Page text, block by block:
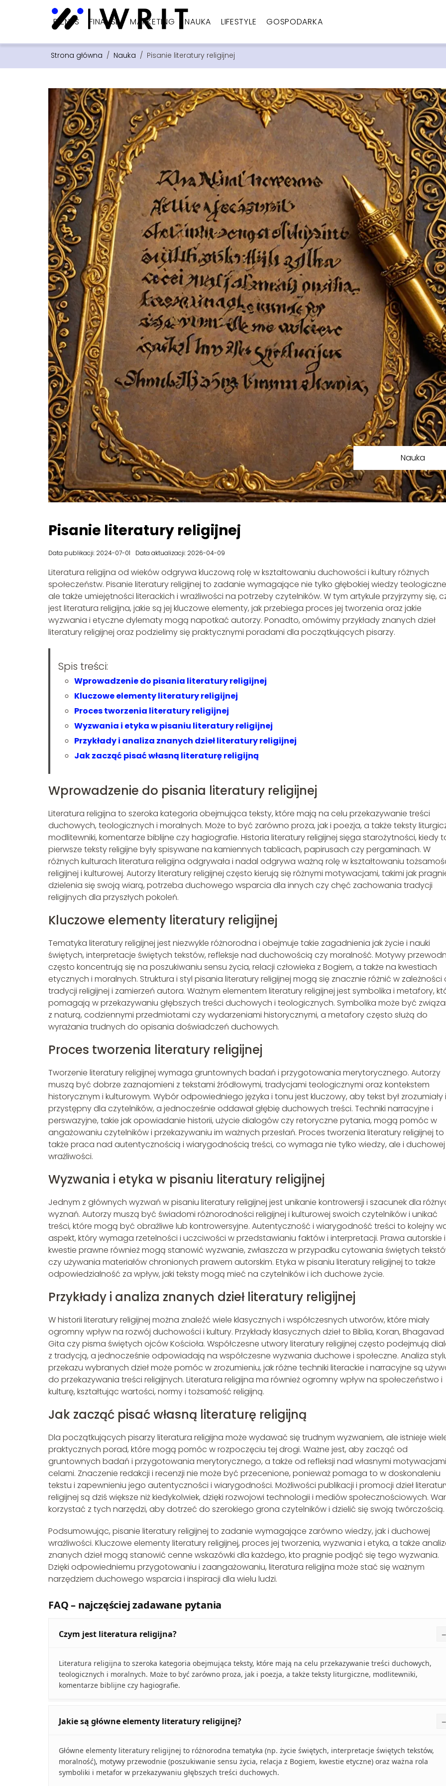
BIZNES FINANSE MARKETING NAUKA LIFESTYLE GOSPODARKA
Strona główna / Nauka / Pisanie literatury religijnej
Nauka
Pisanie literatury religijnej
Data publikacji: 2024-07-01 Data aktualizacji: 2026-04-09
Literatura religijna od wieków odgrywa kluczową rolę w kształtowaniu duchowości i kultury różnych
społeczeństw. Pisanie literatury religijnej to zadanie wymagające nie tylko głębokiej wiedzy
ale także umiejętności literackich i wrażliwości na potrzeby czytelników. W tym artykule przyjrzymy się,
jest literatura religijna, jakie są jej kluczowe elementy, jak przebiega proces jej tworzenia oraz jakie
wyzwania i etyczne dylematy mogą napotkać autorzy. Ponadto, omówimy przykłady znanych dzieł
literatury religijnej oraz podzielimy się praktycznymi poradami dla początkujących pisarzy.
Spis treści:
Wprowadzenie do pisania literatury religijnej
Kluczowe elementy literatury religijnej
Proces tworzenia literatury religijnej
Wyzwania i etyka w pisaniu literatury religijnej
Przykłady i analiza znanych dzieł literatury religijnej
Jak zacząć pisać własną literaturę religijną
Wprowadzenie do pisania literatury religijnej
Literatura religijna to szeroka kategoria obejmująca teksty, które mają na celu przekazywanie treści
duchowych, teologicznych i moralnych. Może to być zarówno proza, jak i poezja, a także teksty
modlitewniki, komentarze biblijne czy hagiografie. Historia literatury religijnej sięga starożytności, kiedy
pierwsze teksty religijne były spisywane na kamiennych tablicach, papirusach czy pergaminach. W
różnych kulturach literatura religijna odgrywała i nadal odgrywa ważną rolę w kształtowaniu
religijnej i kulturowej. Autorzy literatury religijnej często kierują się różnymi motywacjami, takimi jak
dzielenia się swoją wiarą, potrzeba duchowego wsparcia dla innych czy chęć zachowania tradycji
religijnych dla przyszłych pokoleń.
Kluczowe elementy literatury religijnej
Tematyka literatury religijnej jest niezwykle różnorodna i obejmuje takie zagadnienia jak życie i nauki
świętych, interpretacje świętych tekstów, refleksje nad duchowością czy moralność. Motywy
często koncentrują się na poszukiwaniu sensu życia, relacji człowieka z Bogiem, a także na kwestiach
etycznych i moralnych. Struktura i styl pisania literatury religijnej mogą się znacznie różnić w zależności
tradycji religijnej i zamierzeń autora. Ważnym elementem literatury religijnej jest symbolika i metafory,
pomagają w przekazywaniu głębszych treści duchowych i teologicznych. Symbolika może być
z naturą, codziennymi przedmiotami czy wydarzeniami historycznymi, a metafory często służą do
wyrażania trudnych do opisania doświadczeń duchowych.
Proces tworzenia literatury religijnej
Tworzenie literatury religijnej wymaga gruntownych badań i przygotowania merytorycznego. Autorzy
muszą być dobrze zaznajomieni z tekstami źródłowymi, tradycjami teologicznymi oraz kontekstem
historycznym i kulturowym. Wybór odpowiedniego języka i tonu jest kluczowy, aby tekst był zrozumiały i
przystępny dla czytelników, a jednocześnie oddawał głębię duchowych treści. Techniki narracyjne i
perswazyjne, takie jak opowiadanie historii, użycie dialogów czy retoryczne pytania, mogą pomóc w
angażowaniu czytelników i przekazywaniu im ważnych przesłań. Proces tworzenia literatury religijnej to
także praca nad autentycznością i wiarygodnością treści, co wymaga nie tylko wiedzy, ale i duchowej
wrażliwości.
Wyzwania i etyka w pisaniu literatury religijnej
Jednym z głównych wyzwań w pisaniu literatury religijnej jest unikanie kontrowersji i szacunek dla
wyznań. Autorzy muszą być świadomi różnorodności religijnej i kulturowej swoich czytelników i unikać
treści, które mogą być obraźliwe lub kontrowersyjne. Autentyczność i wiarygodność treści to kolejny
aspekt, który wymaga rzetelności i uczciwości w przedstawianiu faktów i interpretacji. Prawa autorskie i
kwestie prawne również mogą stanowić wyzwanie, zwłaszcza w przypadku cytowania świętych
czy używania materiałów chronionych prawem autorskim. Etyka w pisaniu literatury religijnej to także
odpowiedzialność za wpływ, jaki teksty mogą mieć na czytelników i ich duchowe życie.
Przykłady i analiza znanych dzieł literatury religijnej
W historii literatury religijnej można znaleźć wiele klasycznych i współczesnych utworów, które miały
ogromny wpływ na rozwój duchowości i kultury. Przykłady klasycznych dzieł to Biblia, Koran, Bhagavad
Gita czy pisma świętych ojców Kościoła. Współczesne utwory literatury religijnej często podejmują
z tradycją, a jednocześnie odpowiadają na współczesne wyzwania duchowe i społeczne. Analiza
przekazu wybranych dzieł może pomóc w zrozumieniu, jak różne techniki literackie i narracyjne są
do przekazywania treści religijnych. Literatura religijna ma również ogromny wpływ na społeczeństwo i
kulturę, kształtując wartości, normy i tożsamość religijną.
Jak zacząć pisać własną literaturę religijną
Dla początkujących pisarzy literatura religijna może wydawać się trudnym wyzwaniem, ale istnieje
praktycznych porad, które mogą pomóc w rozpoczęciu tej drogi. Ważne jest, aby zacząć od
gruntownych badań i przygotowania merytorycznego, a także od refleksji nad własnymi
celami. Znaczenie redakcji i recenzji nie może być przecenione, ponieważ pomaga to w doskonaleniu
tekstu i zapewnieniu jego autentyczności i wiarygodności. Możliwości publikacji i promocji dzieł
religijnej są dziś większe niż kiedykolwiek, dzięki rozwojowi technologii i mediów społecznościowych.
korzystać z tych narzędzi, aby dotrzeć do szerokiego grona czytelników i dzielić się swoją twórczością.
Podsumowując, pisanie literatury religijnej to zadanie wymagające zarówno wiedzy, jak i duchowej
wrażliwości. Kluczowe elementy literatury religijnej, proces jej tworzenia, wyzwania i etyka, a także
znanych dzieł mogą stanowić cenne wskazówki dla każdego, kto pragnie podjąć się tego wyzwania.
Dzięki odpowiedniemu przygotowaniu i zaangażowaniu, literatura religijna może stać się ważnym
narzędziem duchowego wsparcia i inspiracji dla wielu ludzi.
FAQ – najczęściej zadawane pytania
Czym jest literatura religijna?
Literatura religijna to szeroka kategoria obejmująca teksty, które mają na celu przekazywanie treści duchowych,
teologicznych i moralnych. Może to być zarówno proza, jak i poezja, a także teksty liturgiczne, modlitewniki,
komentarze biblijne czy hagiografie.
Jakie są główne elementy literatury religijnej?
Główne elementy literatury religijnej to różnorodna tematyka (np. życie świętych, interpretacje świętych tekstów,
moralność), motywy przewodnie (poszukiwanie sensu życia, relacja z Bogiem, kwestie etyczne) oraz ważna rola
symboliki i metafor w przekazywaniu głębszych treści duchowych.